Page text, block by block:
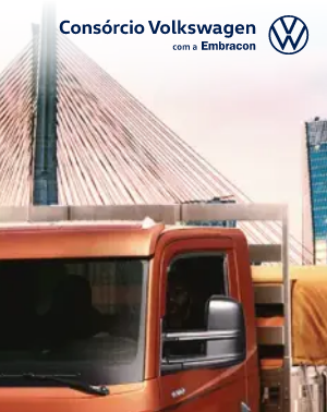
Logo Consórcio Volkswagen com